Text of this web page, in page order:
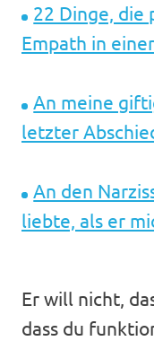
22 Dinge, die
Empath in
An meine
letzter
An den
liebte, als er
Er will nicht,
dass du